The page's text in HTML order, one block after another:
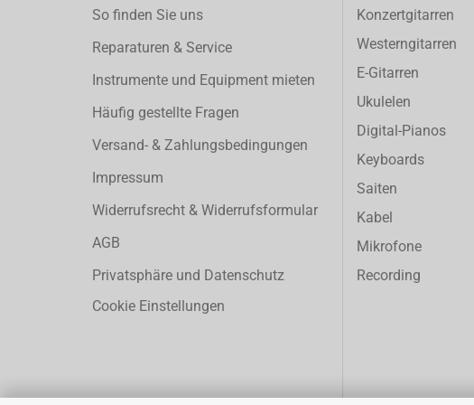
So finden Sie uns
Reparaturen & Service
Instrumente und Equipment mieten
Häufig gestellte Fragen
Versand- & Zahlungsbedingungen
Impressum
Widerrufsrecht & Widerrufsformular
AGB
Privatsphäre und Datenschutz
Cookie Einstellungen
Konzertgitarren
Westerngitarren
E-Gitarren
Ukulelen
Digital-Pianos
Keyboards
Saiten
Kabel
Mikrofone
Recording